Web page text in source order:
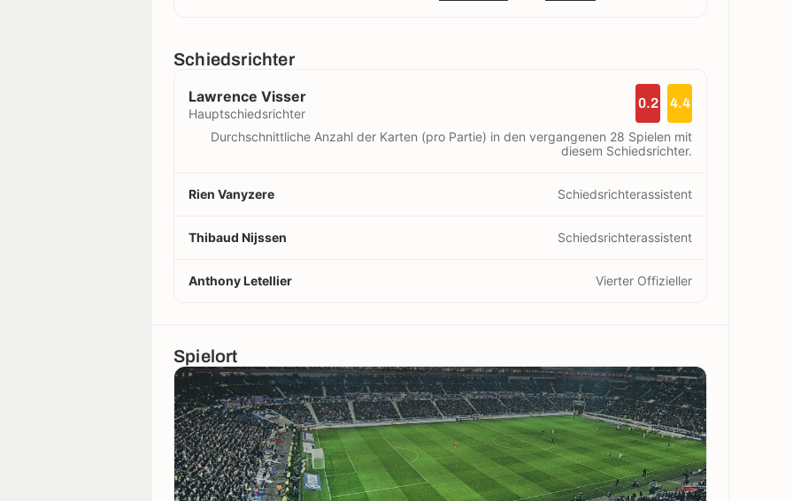
Schiedsrichter
Lawrence Visser
Hauptschiedsrichter
0.2 4.4
Durchschnittliche Anzahl der Karten (pro Partie) in den vergangenen 28 Spielen mit
diesem Schiedsrichter.
Rien Vanyzere Schiedsrichterassistent
Thibaud Nijssen Schiedsrichterassistent
Anthony Letellier Vierter Offizieller
Spielort